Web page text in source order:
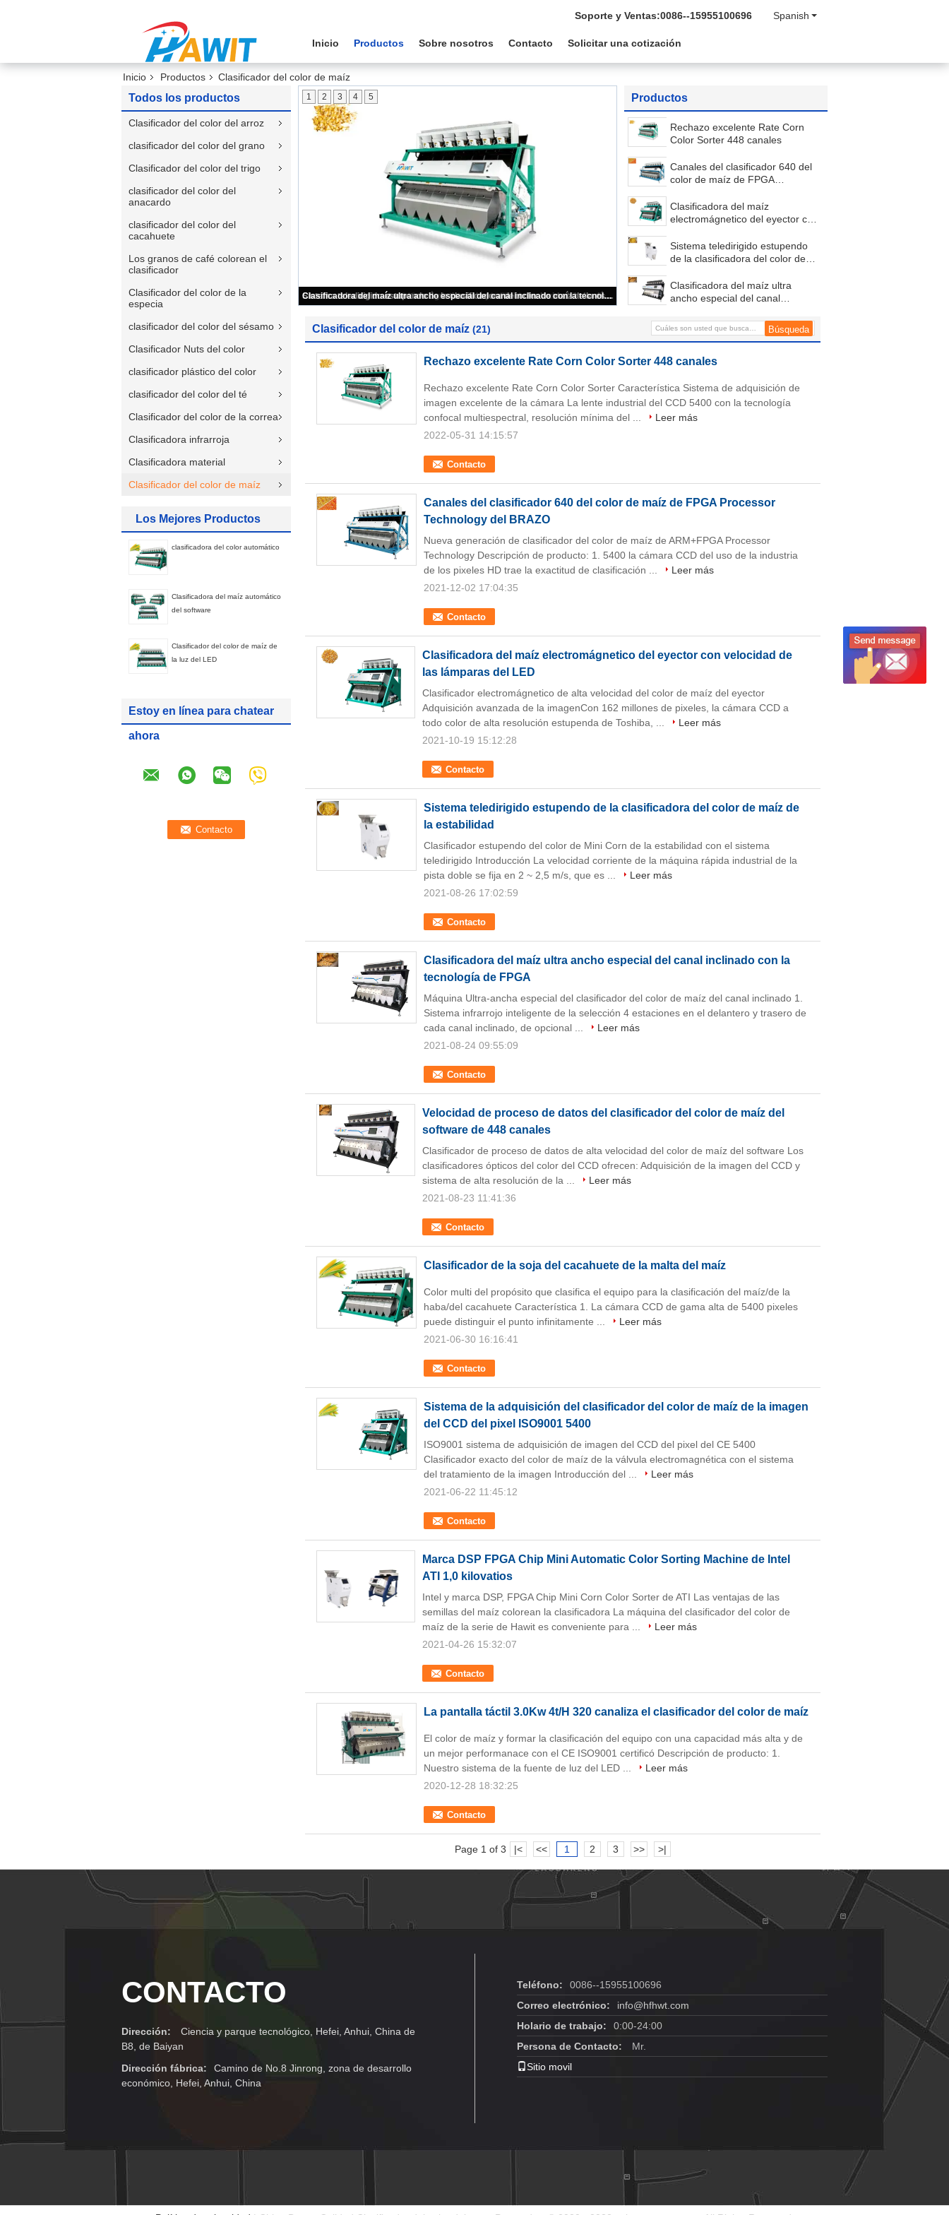
Spanish
Soporte y Ventas:0086--15955100696
Inicio Productos Sobre nosotros Contacto Solicitar una cotización
Inicio Productos Clasificador del color de maíz
Todos los productos
Clasificador del color del arroz
clasificador del color del grano
Clasificador del color del trigo
clasificador del color del
anacardo
clasificador del color del
cacahuete
Los granos de café colorean el
clasificador
Clasificador del color de la
especia
clasificador del color del sésamo
Clasificador Nuts del color
clasificador plástico del color
clasificador del color del té
Clasificador del color de la correa
Clasificadora infrarroja
Clasificadora material
Clasificador del color de maíz
Los Mejores Productos
clasificadora del color automático
Clasificadora del maíz automático
del software
Clasificador del color de maíz de
la luz del LED
Estoy en línea para chatear
ahora
Rechazo excelente Rate Corn Color Sorter 448 canales
1 2 3 4 5 Productos
Rechazo excelente Rate Corn
Color Sorter 448 canales
Canales del clasificador 640 del
color de maíz de FPGA
BRAZO
Clasificadora del maíz
electromágnetico del eyector con
LED
Sistema teledirigido estupendo
de la clasificadora del color de
Clasificadora del maíz ultra
ancho especial del canal
FPGA
Clasificador del color de maíz (21)
Rechazo excelente Rate Corn Color Sorter 448 canales
Contacto
Rechazo excelente Rate Corn Color Sorter Característica Sistema de adquisición de
imagen excelente de la cámara La lente industrial del CCD 5400 con la tecnología
confocal multiespectral, resolución mínima del ...
Leer más
2022-05-31 14:15:57
Canales del clasificador 640 del color de maíz de FPGA Processor
Technology del BRAZO
Contacto
Nueva generación de clasificador del color de maíz de ARM+FPGA Processor
Technology Descripción de producto: 1. 5400 la cámara CCD del uso de la industria
de los pixeles HD trae la exactitud de clasificación ...
Leer más
2021-12-02 17:04:35
Clasificadora del maíz electromágnetico del eyector con velocidad de
las lámparas del LED
Contacto
Clasificador electromágnetico de alta velocidad del color de maíz del eyector
Adquisición avanzada de la imagenCon 162 millones de pixeles, la cámara CCD a
todo color de alta resolución estupenda de Toshiba, ...
Leer más
2021-10-19 15:12:28
Sistema teledirigido estupendo de la clasificadora del color de maíz de
la estabilidad
Contacto
Clasificador estupendo del color de Mini Corn de la estabilidad con el sistema
teledirigido Introducción La velocidad corriente de la máquina rápida industrial de la
pista doble se fija en 2 ~ 2,5 m/s, que es ...
Leer más
2021-08-26 17:02:59
Clasificadora del maíz ultra ancho especial del canal inclinado con la
tecnología de FPGA
Contacto
Máquina Ultra-ancha especial del clasificador del color de maíz del canal inclinado 1.
Sistema infrarrojo inteligente de la selección 4 estaciones en el delantero y trasero de
cada canal inclinado, de opcional ...
Leer más
2021-08-24 09:55:09
Velocidad de proceso de datos del clasificador del color de maíz del
software de 448 canales
Contacto
Clasificador de proceso de datos de alta velocidad del color de maíz del software Los
clasificadores ópticos del color del CCD ofrecen: Adquisición de la imagen del CCD y
sistema de alta resolución de la ...
Leer más
2021-08-23 11:41:36
Clasificador de la soja del cacahuete de la malta del maíz
Contacto
Color multi del propósito que clasifica el equipo para la clasificación del maíz/de la
haba/del cacahuete Característica 1. La cámara CCD de gama alta de 5400 pixeles
puede distinguir el punto infinitamente ...
Leer más
2021-06-30 16:16:41
Sistema de la adquisición del clasificador del color de maíz de la imagen
del CCD del pixel ISO9001 5400
Contacto
ISO9001 sistema de adquisición de imagen del CCD del pixel del CE 5400
Clasificador exacto del color de maíz de la válvula electromagnética con el sistema
del tratamiento de la imagen Introducción del ...
Leer más
2021-06-22 11:45:12
Marca DSP FPGA Chip Mini Automatic Color Sorting Machine de Intel
ATI 1,0 kilovatios
Contacto
Intel y marca DSP, FPGA Chip Mini Corn Color Sorter de ATI Las ventajas de las
semillas del maíz colorean la clasificadora La máquina del clasificador del color de
maíz de la serie de Hawit es conveniente para ...
Leer más
2021-04-26 15:32:07
La pantalla táctil 3.0Kw 4t/H 320 canaliza el clasificador del color de maíz
Contacto
El color de maíz y formar la clasificación del equipo con una capacidad más alta y de
un mejor performanace con el CE ISO9001 certificó Descripción de producto: 1.
Nuestro sistema de la fuente de luz del LED ...
Leer más
2020-12-28 18:32:25
Page 1 of 3 |< << 1 2 3 >> >|
CONTACTO
Dirección:
Ciencia y parque tecnológico, Hefei, Anhui, China de
B8, de Baiyan
Dirección fábrica:
Camino de No.8 Jinrong, zona de desarrollo
económico, Hefei, Anhui, China
Teléfono:
0086--15955100696
Correo electrónico:
info@hfhwt.com
Holario de trabajo:
0:00-24:00
Persona de Contacto:
Mr.
Sitio movil